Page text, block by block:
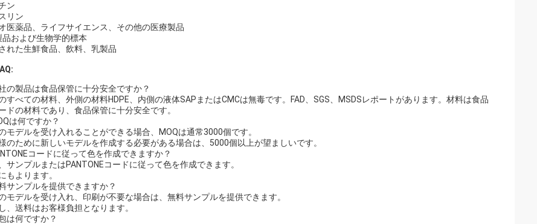
ン
リン
医薬品、ライフサイエンス、その他の医療製品
品および生物学的標本
れた生鮮食品、飲料、乳製品
の製品は食品保管に十分安全ですか？
すべての材料、外側の材料HDPE、内側の液体SAPまたはCMCは無毒です。FAD、SGS、MSDSレポートがあります。材料は食品
ドの材料であり、食品保管に十分安全です。
は何ですか？
モデルを受け入れることができる場合、MOQは通常3000個です。
のために新しいモデルを作成する必要がある場合は、5000個以上が望ましいです。
コードに従って色を作成できますか？
サンプルまたはPANTONEコードに従って色を作成できます。
もよります。
サンプルを提供できますか？
モデルを受け入れ、印刷が不要な場合は、無料サンプルを提供できます。
、送料はお客様負担となります。
は何ですか？